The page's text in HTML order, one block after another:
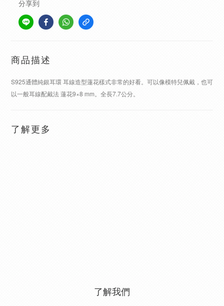
分享到
商品描述
S925通體純銀耳環 耳線造型蓮花樣式非常的好看。可以像模特兒佩戴，也可
以一般耳線配戴法 蓮花9×8 mm。全長7.7公分。
了解更多
了解我們